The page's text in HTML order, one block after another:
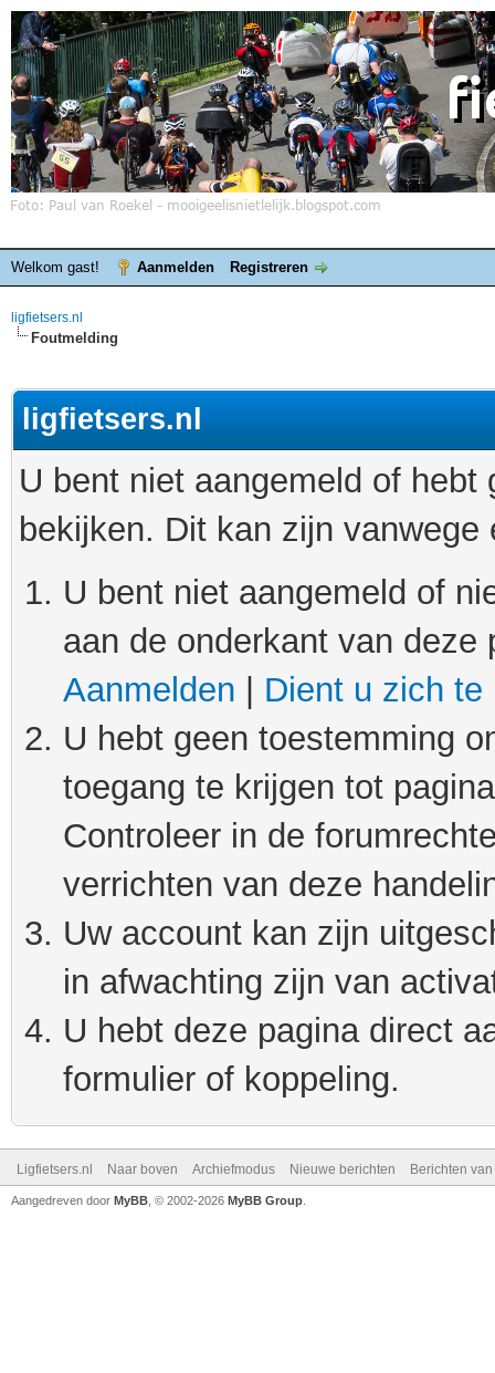
Welkom gast! Aanmelden Registreren
ligfietsers.nl
Foutmelding
ligfietsers.nl
U bent niet aangemeld of
bekijken. Dit kan zijn
U bent niet aangemeld of
aan de onderkant van
Aanmelden
Dient u zich te
U hebt geen toestemming
toegang te krijgen tot
Controleer in de
verrichten van deze
Uw account kan zijn
in afwachting zijn van
U hebt deze pagina direct
formulier of koppeling.
Ligfietsers.nl Naar boven Archiefmodus Nieuwe berichten Berichten
Aangedreven door MyBB , © 2002-2026 MyBB Group